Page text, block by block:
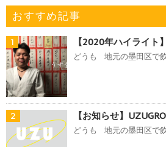
おすすめ記事
1 【2020年ハイライト
どうも 地元の墨田区で
2 【お知らせ】
どうも 地元の墨田区で